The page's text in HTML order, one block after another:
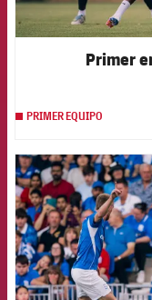
Primer
PRIMER EQUIPO